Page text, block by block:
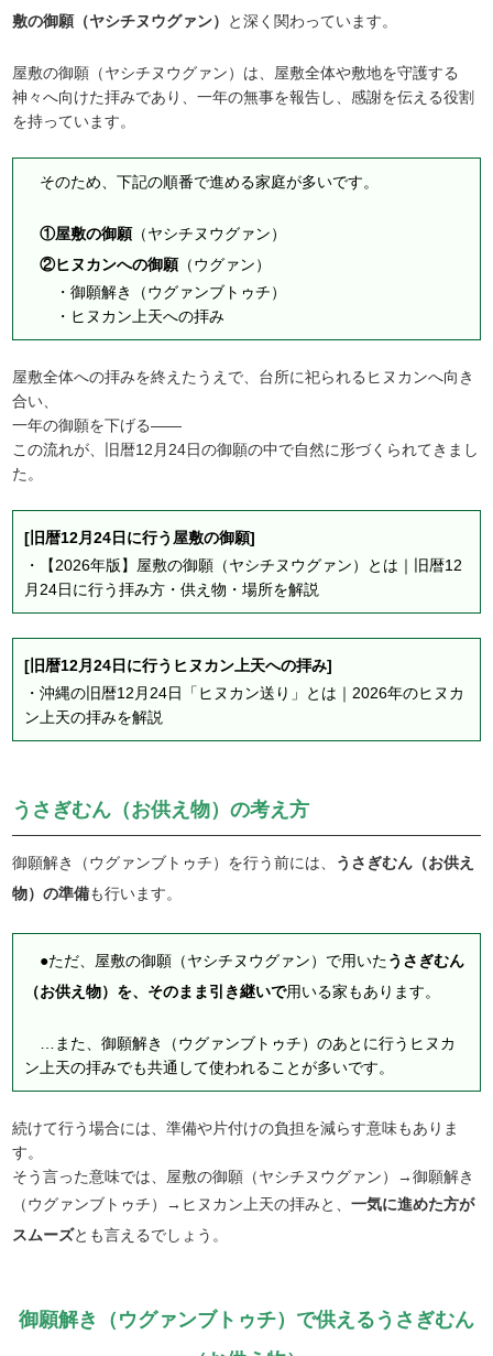
敷の御願（ヤシチヌウグァン）
と深く関わっています。
屋敷の御願（ヤシチヌウグァン）は、屋敷全体や敷地を守護する
神々へ向けた拝みであり、一年の無事を報告し、感謝を伝える役割
を持っています。
そのため、下記の順番で進める家庭が多いです。
①屋敷の御願（ヤシチヌウグァン）
②ヒヌカンへの御願（ウグァン）
・御願解き（ウグァンブトゥチ）
・ヒヌカン上天への拝み
屋敷全体への拝みを終えたうえで、台所に祀られるヒヌカンへ向き
合い、
一年の御願を下げる――
この流れが、旧暦12月24日の御願の中で自然に形づくられてきまし
た。
[旧暦12月24日に行う屋敷の御願]
・
【2026年版】屋敷の御願（ヤシチヌウグァン）とは｜旧暦12
月24日に行う拝み方・供え物・場所を解説
[旧暦12月24日に行うヒヌカン上天への拝み]
・沖縄の旧暦12月24日「ヒヌカン送り」とは｜2026年のヒヌカ
ン上天の拝みを解説
うさぎむん（お供え物）の考え方
御願解き（ウグァンブトゥチ）を行う前には、
うさぎむん（お供え
物）の準備も行います。
●ただ、屋敷の御願（ヤシチヌウグァン）で用いたうさぎむん
（お供え物）を、そのまま引き継いで用いる家もあります。
…また、御願解き（ウグァンブトゥチ）のあとに行うヒヌカ
ン上天の拝みでも共通して使われることが多いです。
続けて行う場合には、準備や片付けの負担を減らす意味もありま
す。
そう言った意味では、屋敷の御願（ヤシチヌウグァン）→御願解き
（ウグァンブトゥチ）→ヒヌカン上天の拝みと、一気に進めた方が
スムーズとも言えるでしょう。
御願解き（ウグァンブトゥチ）で供えるうさぎむん